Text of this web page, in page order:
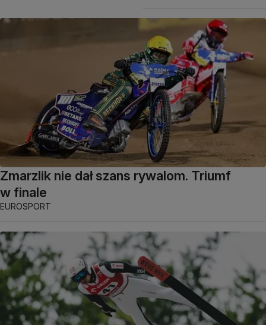
Zmarzlik nie dał szans rywalom. Triumf
w finale
EUROSPORT